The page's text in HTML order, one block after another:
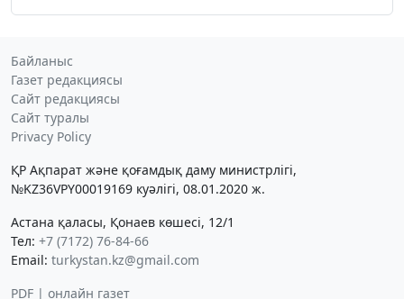
Байланыс
Газет редакциясы
Сайт редакциясы
Сайт туралы
Privacy Policy
ҚР Ақпарат және қоғамдық даму министрлігі,
№KZ36VPY00019169 куәлігі, 08.01.2020 ж.
Астана қаласы, Қонаев көшесі, 12/1
Тел: +7 (7172) 76-84-66
Email: turkystan.kz@gmail.com
PDF | онлайн газет